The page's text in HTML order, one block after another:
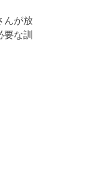
んが放
な訓